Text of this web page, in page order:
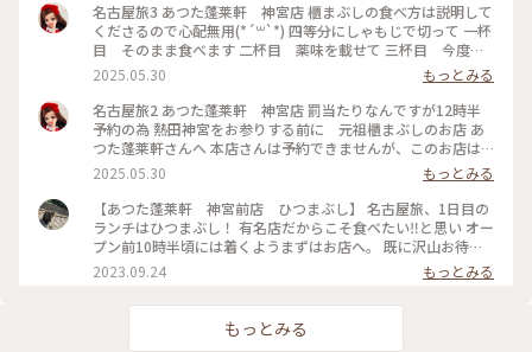
名古屋旅3 あつた蓬莱軒 神宮店 櫃まぶしの食べ方は説明して
くださるので心配無用(*´꒳`*) 四等分にしゃもじで切って 一杯
目 そのまま食べます 二杯目 薬味を載せて 三杯目 今度は
お出汁で 四杯目 上記三つのうちの好きな食べ方で 美味しか
ったです❣️ 私はお薬味載せて食べるのが好きかな あと鰻巻き❣️
ふわふわ熱々最高でした😆
2025.05.30
もっとみる
名古屋旅2 あつた蓬莱軒 神宮店 罰当たりなんですが12時半
予約の為 熱田神宮をお参りする前に 元祖櫃まぶしのお店 あ
つた蓬莱軒さんへ 本店さんは予約できませんが、このお店は
予約してできるのです 早めに電話予約しておいたのでサクッ
と通していただきました 予約なし飛び込みの方は一時間半待
ちでした 参考まで
2025.05.30
もっとみる
【あつた蓬莱軒 神宮前店 ひつまぶし】 名古屋旅、1日目の
ランチはひつまぶし！ 有名店だからこそ食べたい‼️と思い オー
プン前10時半頃には着くようまずはお店へ。 既に沢山お待ち
の方がいましたが並んで待つ形ではなく、『あと1時間半後に
またいらしてください』とのとこで待ち時間で熱田神宮を散策
🎵 トランク片手に行ったのですが気を遣っていただき散策中
はお荷物は預かって頂けて感謝でした！ 1時間半ほど待ちはあ
りましたが 香ばしく焼けた鰻が本当に美味しく お出汁も加え
2023.09.24 もっとみる
もっとみる